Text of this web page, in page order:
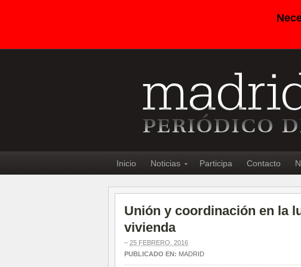
Inicio Noticias Participa Contacto
Unión y coordinación en la
vivienda
– 25 FEBRERO, 2016
PUBLICADO EN: MADRID